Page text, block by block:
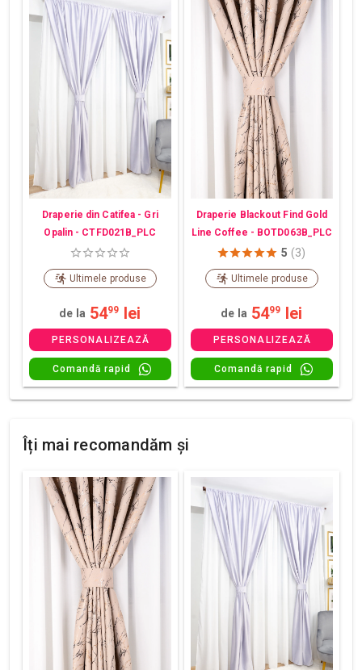
Draperie din Catifea - Gri
Opalin - CTFD021B_PLC
Ultimele produse
de la 5499 lei
PERSONALIZEAZĂ
Comandă rapid
Draperie Blackout Find Gold
Line Coffee - BOTD063B_PLC
5 (3)
Ultimele produse
de la 5499 lei
PERSONALIZEAZĂ
Comandă rapid
Îți mai recomandăm și